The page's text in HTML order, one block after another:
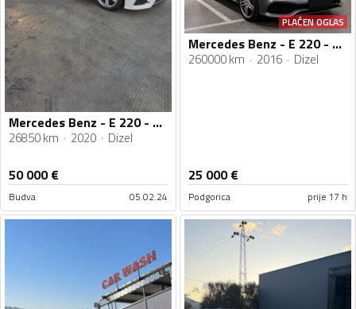
Mercedes Benz - E 220 - amg
26850 km 2020 Dizel
50 000€
Budva 05.02.24
PLAĆEN OGLAS
Mercedes Benz - E 220 - CDI
260000 km 2016 Dizel
25 000€
Podgorica prije 17 h